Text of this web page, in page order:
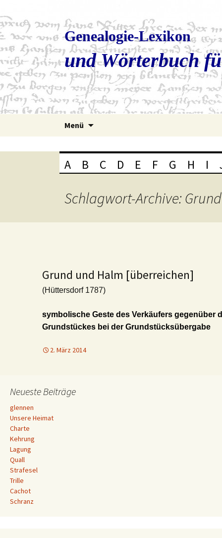
Genealogie-Lexikon
und Wörterbuch
Menü
A B C D E F G H I
Schlagwort-Archive:
Grund und Halm [überreichen]
(Hüttersdorf 1787)
symbolische Geste des Verkäufers gegenüber
Grundstückes bei der Grundstücksübergabe
2. März 2014
Neueste Beiträge
glennen
Unsere Heimat
Charte
Kehrung
Lagung
Quall
Strafesel
Trille
Cachot
Schranz